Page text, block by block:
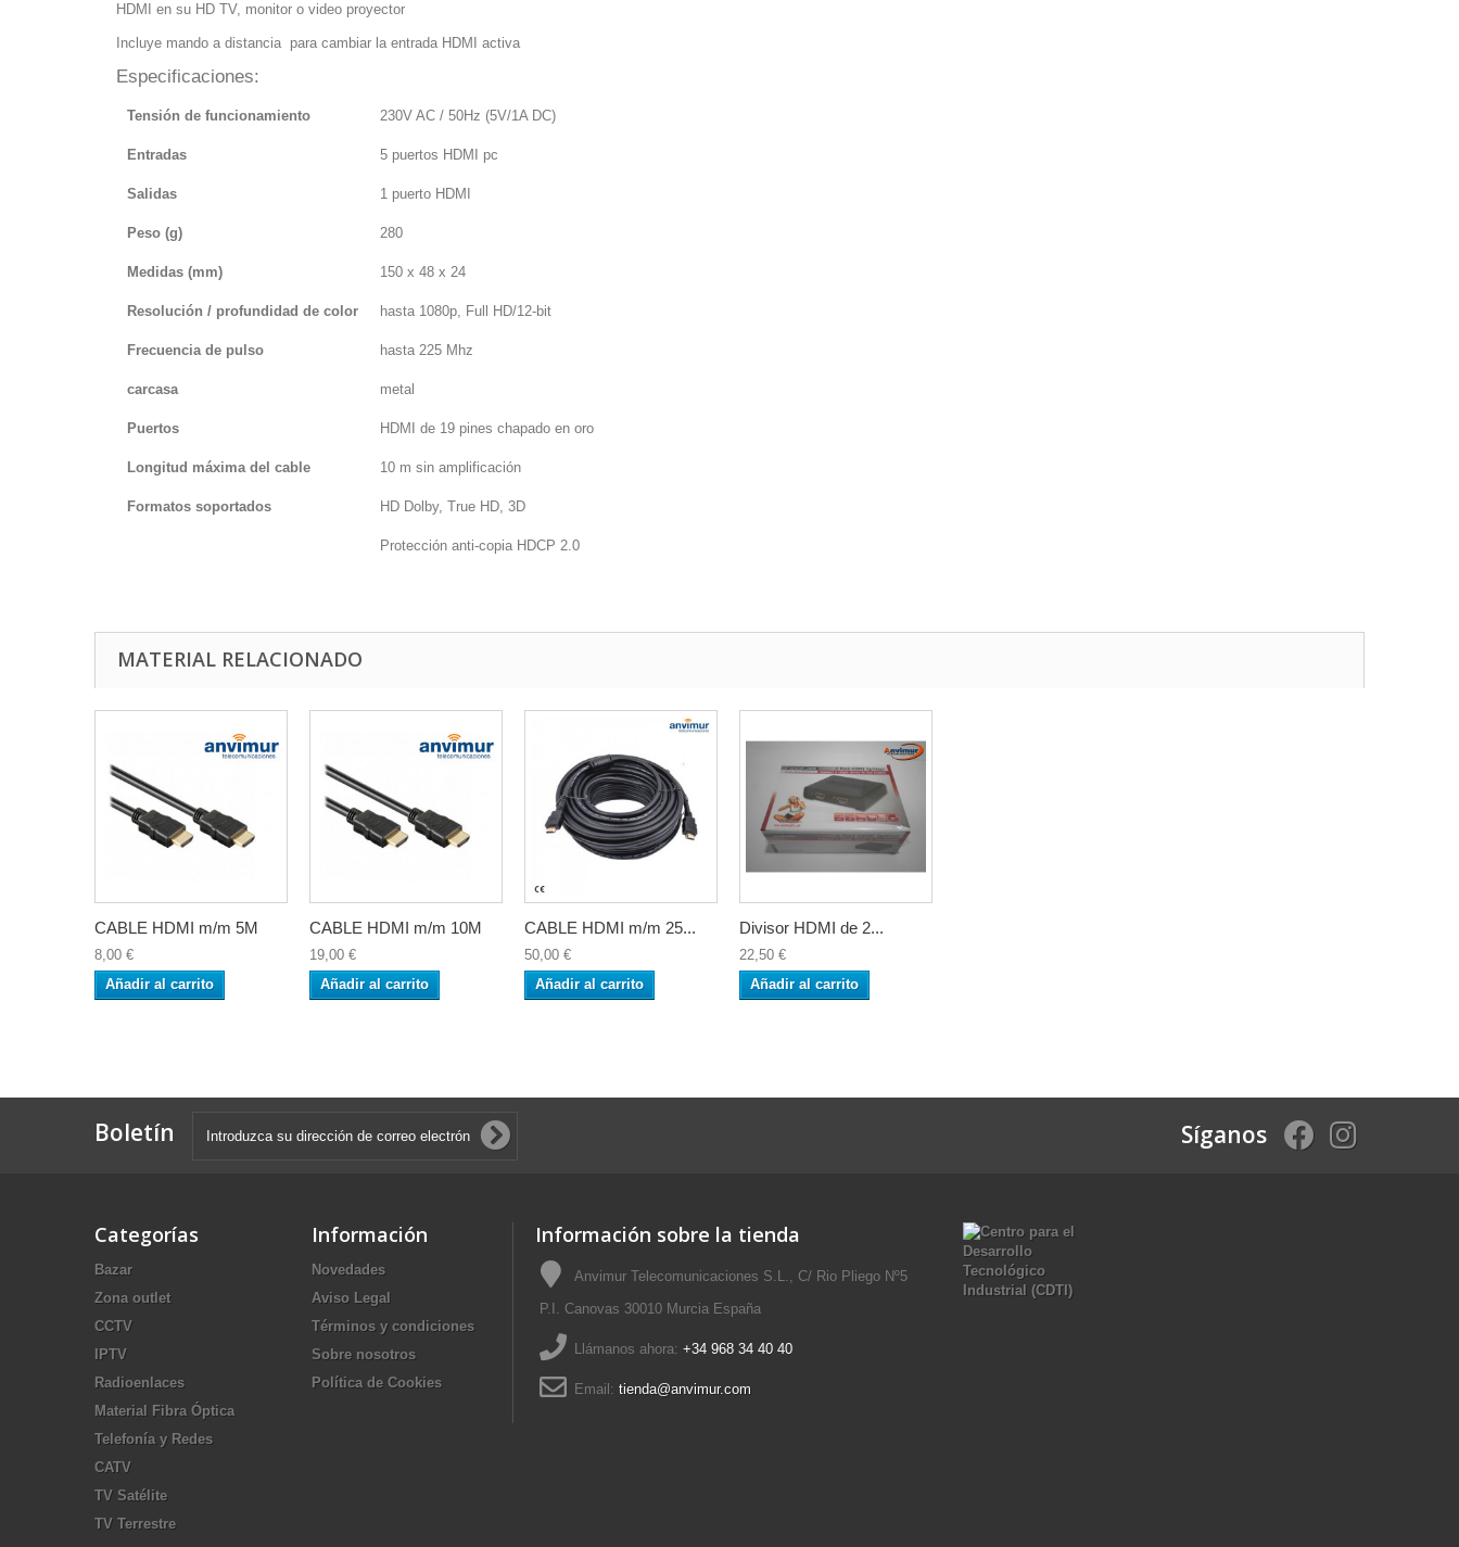
HDMI en su HD TV, monitor o video proyector
Incluye mando a distancia para cambiar la entrada HDMI activa
Especificaciones:
Tensión de funcionamiento 230V AC / 50Hz (5V/1A DC)
Entradas 5 puertos HDMI pc
Salidas 1 puerto HDMI
Peso (g) 280
Medidas (mm) 150 x 48 x 24
Resolución / profundidad de color hasta 1080p, Full HD/12-bit
Frecuencia de pulso hasta 225 Mhz
carcasa metal
Puertos HDMI de 19 pines chapado en oro
Longitud máxima del cable 10 m sin amplificación
Formatos soportados HD Dolby, True HD, 3D
Protección anti-copia HDCP 2.0
MATERIAL RELACIONADO
CABLE HDMI m/m 5M
8,00 €
Añadir al carrito
CABLE HDMI m/m 10M
19,00 €
Añadir al carrito
CABLE HDMI m/m 25...
50,00 €
Añadir al carrito
Divisor HDMI de 2...
22,50 €
Añadir al carrito
Boletín Síganos
Categorías
Bazar
Zona outlet
CCTV
IPTV
Radioenlaces
Material Fibra Óptica
Telefonía y Redes
CATV
TV Satélite
TV Terrestre
Información
Novedades
Aviso Legal
Términos y condiciones
Sobre nosotros
Política de Cookies
Información sobre la tienda
Anvimur Telecomunicaciones S.L., C/ Rio Pliego Nº5
P.I. Canovas 30010 Murcia España
Llámanos ahora: +34 968 34 40 40
Email: tienda@anvimur.com